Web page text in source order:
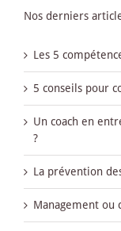
Nos derniers
Les 5
5 conseils pour
Un coach en
?
La prévention
Management ou